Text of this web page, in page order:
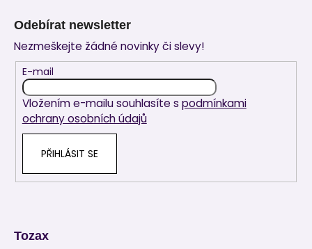
Odebírat newsletter
Nezmeškejte žádné novinky či slevy!
E-mail
Vložením e-mailu souhlasíte s podmínkami
ochrany osobních údajů
PŘIHLÁSIT SE
Tozax